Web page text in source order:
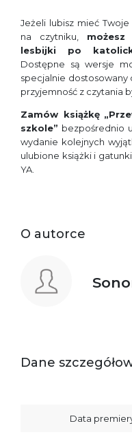
Jeżeli lubisz mieć
na czytniku,
lesbijki po
Dostępne są wersje
specjalnie dostosowany
przyjemność z czytania
Zamów książkę
szkole” bezpośrednio
wydanie kolejnych
ulubione książki i
YA.
O autorce
Dane
Data